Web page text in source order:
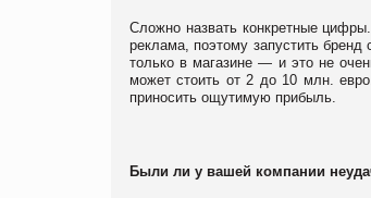
Сложно назвать конкретные
реклама, поэтому запустить
только в магазине — и это не
может стоить от 2 до 10 млн.
приносить ощутимую прибыль.
Были ли у вашей компании